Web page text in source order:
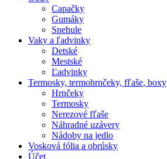
Capačky
Gumáky
Snehule
Vaky a ľadvinky
Detské
Mestské
Ľadvinky
Termosky, termohrnčeky, fľaše, boxy
Hrnčeky
Termosky
Nerezové fľaše
Náhradné uzávery
Nádoby na jedlo
Vosková fólia a obrúsky
Účet